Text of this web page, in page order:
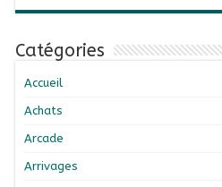
Catégories
Accueil
Achats
Arcade
Arrivages